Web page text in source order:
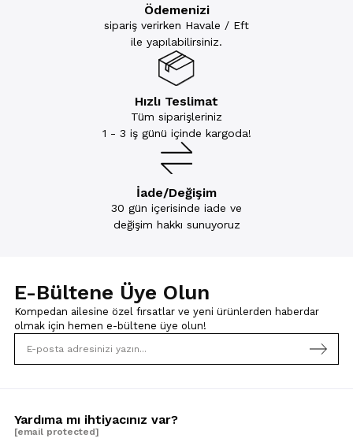
Ödemenizi
sipariş verirken Havale / Eft
ile yapılabilirsiniz.
Hızlı Teslimat
Tüm siparişleriniz
1 - 3 iş günü içinde kargoda!
İade/Değişim
30 gün içerisinde iade ve
değişim hakkı sunuyoruz
E-Bültene Üye Olun
Kompedan ailesine özel fırsatlar ve yeni ürünlerden haberdar
olmak için hemen e-bültene üye olun!
Yardıma mı ihtiyacınız var?
[email protected]